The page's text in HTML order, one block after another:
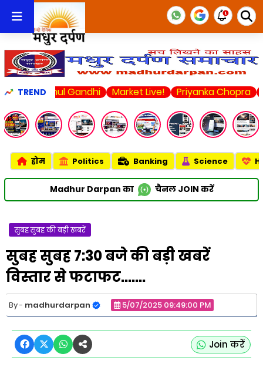
TREND
Gandhi Market Live! Priyanka Chopra United
होम Politics Banking Science
Madhur Darpan का चैनल JOIN करें
सुबह सुबह की बड़ी खबरें
सुबह सुबह 7:30 बजे की बड़ी खबरें
विस्तार से फटाफट.......
madhurdarpan 5/07/2025 09:49:00 PM
Join करें